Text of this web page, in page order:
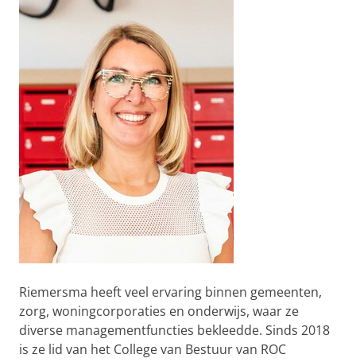
Riemersma heeft veel ervaring binnen gemeenten,
zorg, woningcorporaties en onderwijs, waar ze
diverse managementfuncties bekleedde. Sinds 2018
is ze lid van het College van Bestuur van ROC